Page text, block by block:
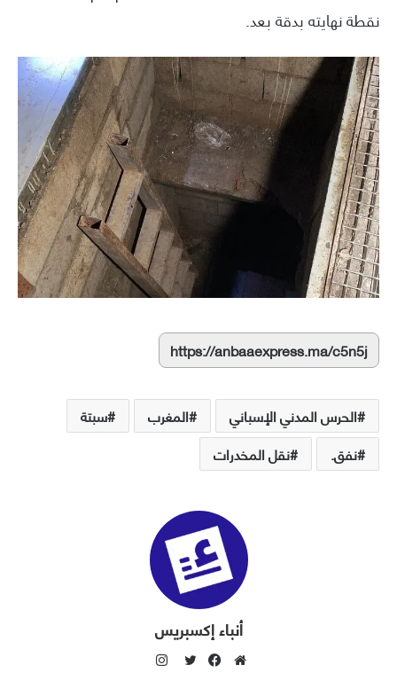
نقطة نهايته بدقة بعد.
https://anbaaexpress.ma/c5n5j
الحرس المدني الإسباني المغرب
سبتة
نفق.
نقل المخدرات
أنباء إكسبريس